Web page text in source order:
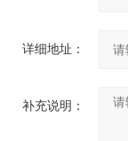
详细地址：
补充说明：